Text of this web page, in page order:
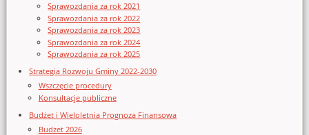
Sprawozdania za rok 2021
Sprawozdania za rok 2022
Sprawozdania za rok 2023
Sprawozdania za rok 2024
Sprawozdania za rok 2025
Strategia Rozwoju Gminy 2022-2030
Wszczęcie procedury
Konsultacje publiczne
Budżet i Wieloletnia Prognoza Finansowa
Budżet 2026